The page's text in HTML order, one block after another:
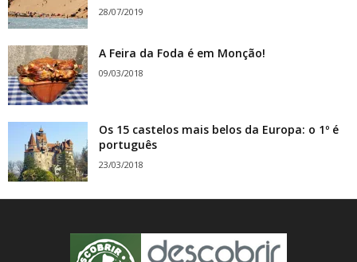
28/07/2019
A Feira da Foda é em Monção!
09/03/2018
Os 15 castelos mais belos da Europa: o 1º é
português
23/03/2018